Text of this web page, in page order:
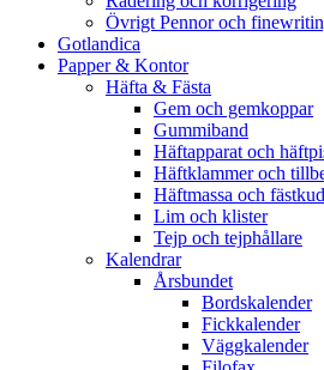
Övrigt Pennor och
Gotlandica
Papper & Kontor
Häfta & Fästa
Gem och gemkoppar
Gummiband
Häftapparat och
Häftklammer och
Häftmassa och
Lim och klister
Tejp och tejphållare
Kalendrar
Årsbundet
Bordskalender
Fickkalender
Väggkalender